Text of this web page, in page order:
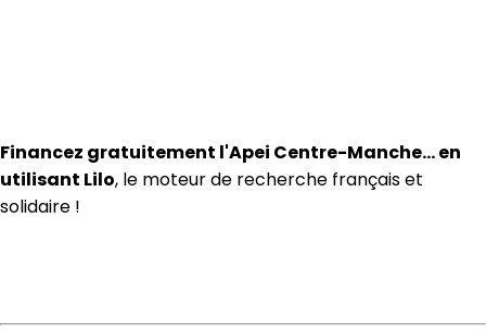
Financez gratuitement l'Apei Centre-Manche… en
utilisant Lilo, le moteur de recherche français et
solidaire !